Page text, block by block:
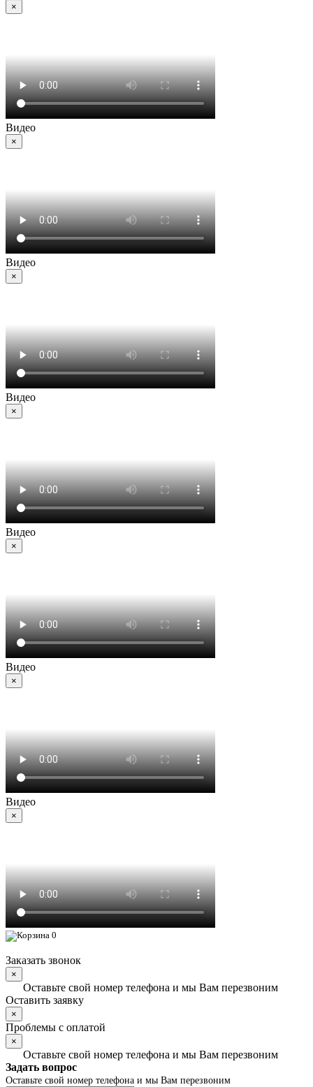
×
Видео
×
Видео
×
Видео
×
Видео
×
Видео
×
Видео
×
0
Заказать звонок
×
Оставьте свой номер телефона и мы Вам перезвоним
Оставить заявку
×
Проблемы с оплатой
×
Оставьте свой номер телефона и мы Вам перезвоним
Задать вопрос
Оставьте свой номер телефона и мы Вам перезвоним